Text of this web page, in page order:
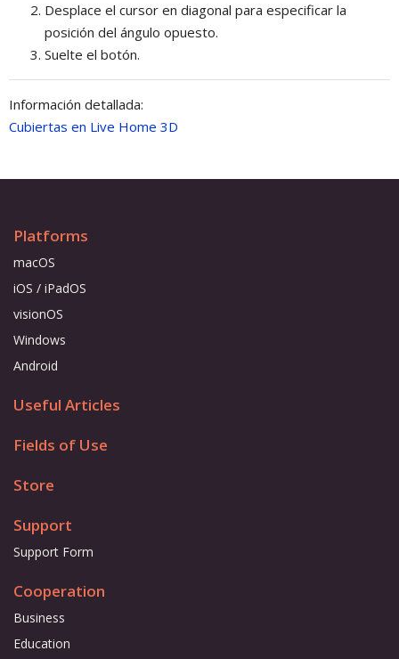
Desplace el cursor en diagonal para especificar la
posición del ángulo opuesto.
Suelte el botón.
Información detallada:
Cubiertas en Live Home 3D
Platforms
macOS
iOS / iPadOS
visionOS
Windows
Android
Useful Articles
Fields of Use
Store
Support
Support Form
Cooperation
Business
Education